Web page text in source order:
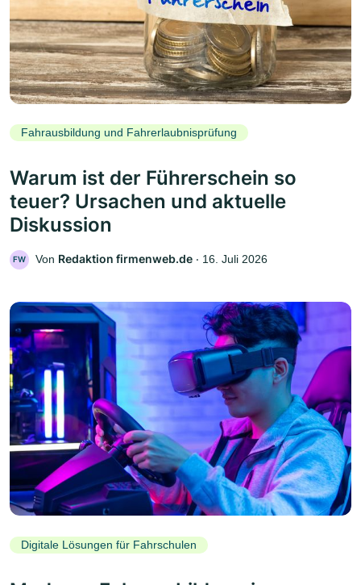
Fahrausbildung und Fahrerlaubnisprüfung
Warum ist der Führerschein so
teuer? Ursachen und aktuelle
Diskussion
FW Von Redaktion firmenweb.de ‧ 16. Juli 2026
Digitale Lösungen für Fahrschulen